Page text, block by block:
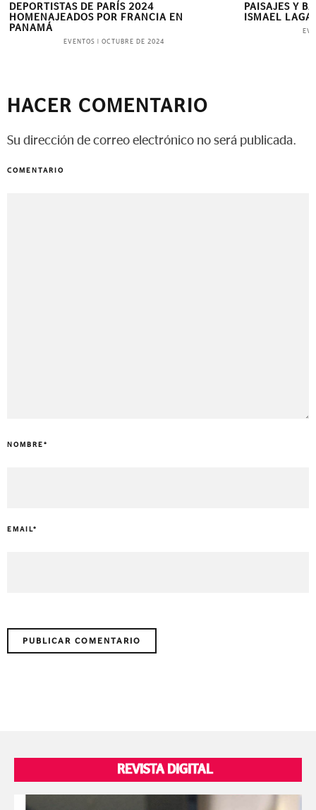
DE PARÍS 2024
POR FRANCIA EN
OCTUBRE DE 2024
PAISAJES Y BAILES: LA
ISMAEL LAGARES
HACER COMENTARIO
Su dirección de correo electrónico no será publicada.
COMENTARIO
NOMBRE *
EMAIL*
REVISTA DIGITAL